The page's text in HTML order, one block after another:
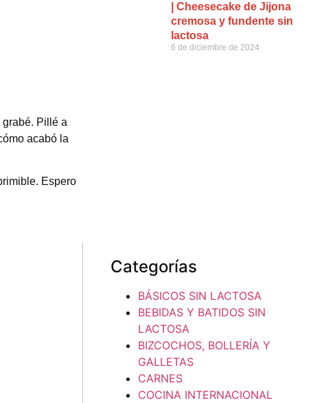
Pillé a
acabó la
Espero
| Cheesecake de Jijona
cremosa y fundente sin
lactosa
6 de diciembre de 2024
Categorías
BÁSICOS SIN LACTOSA
BEBIDAS Y BATIDOS SIN
LACTOSA
BIZCOCHOS, BOLLERÍA Y
GALLETAS
CARNES
COCINA INTERNACIONAL